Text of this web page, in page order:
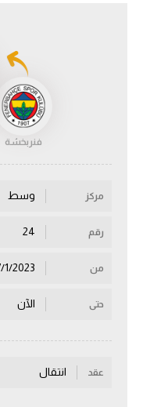
سعودي في الجول
أمم إفريقيا
فنربخشة
مركز وسط
رقم
من
حتى الآن
عقد انتقال